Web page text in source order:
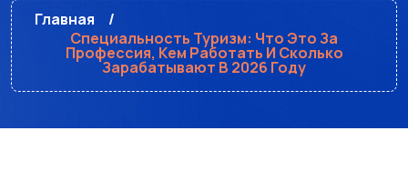
Главная
Специальность Туризм: Что Это За
Профессия, Кем Работать И Сколько
Зарабатывают В 2026 Году